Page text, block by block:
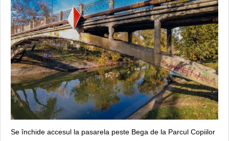
Se închide accesul la pasarela peste Bega de la Parcul Copiilor